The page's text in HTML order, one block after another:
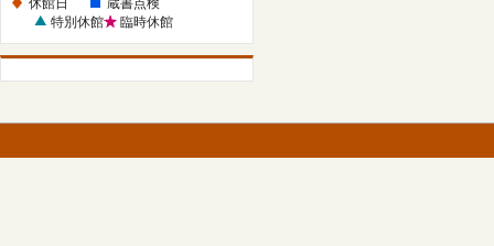
日
休館日
蔵書点検
特別休館
臨時休館